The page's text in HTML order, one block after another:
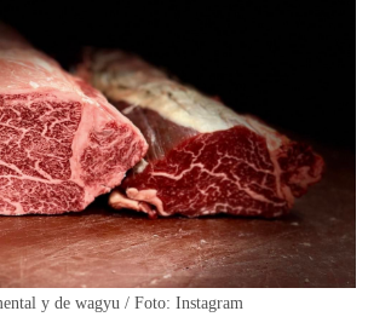
y de wagyu / Foto: Instagram